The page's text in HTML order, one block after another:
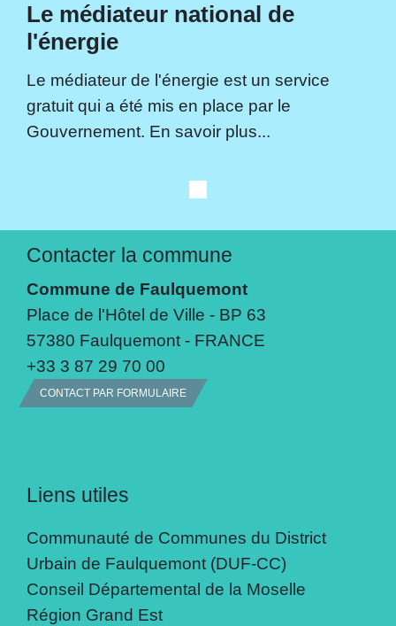
Le médiateur national de
l'énergie
Le médiateur de l'énergie est un service
gratuit qui a été mis en place par le
Gouvernement. En savoir plus...
Contacter la commune
Commune de Faulquemont
Place de l'Hôtel de Ville - BP 63
57380 Faulquemont - FRANCE
+33 3 87 29 70 00
CONTACT PAR FORMULAIRE
Liens utiles
Communauté de Communes du District
Urbain de Faulquemont (DUF-CC)
Conseil Départemental de la Moselle
Région Grand Est